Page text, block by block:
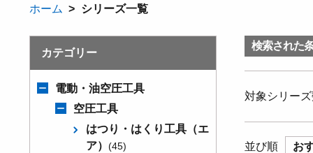
ホーム シリーズ一覧
カテゴリー
電動・油空圧工具
空圧工具
はつり・はくり工具（エ
ア） (45)
検索された
対象シリー
並び順 お